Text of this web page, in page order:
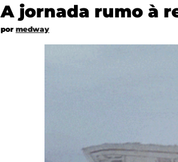
A jornada rumo à
por medway